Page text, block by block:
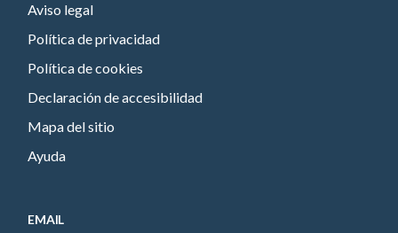
Aviso legal
Política de privacidad
Política de cookies
Declaración de accesibilidad
Mapa del sitio
Ayuda
EMAIL